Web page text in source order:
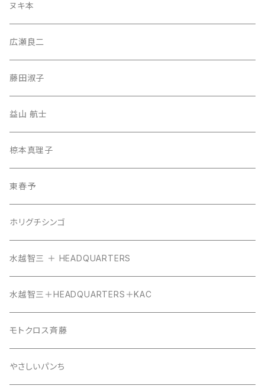
ヌキ本
広瀬良二
藤田淑子
益山 航士
椋本真理子
東春予
ホリグチシンゴ
水越智三 ＋ HEADQUARTERS
水越智三＋HEADQUARTERS＋KAC
モトクロス斉藤
やさしいパンち